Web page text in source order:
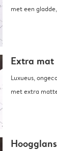
met een
Extra mat
Luxueus,
met extra
Hoogglans